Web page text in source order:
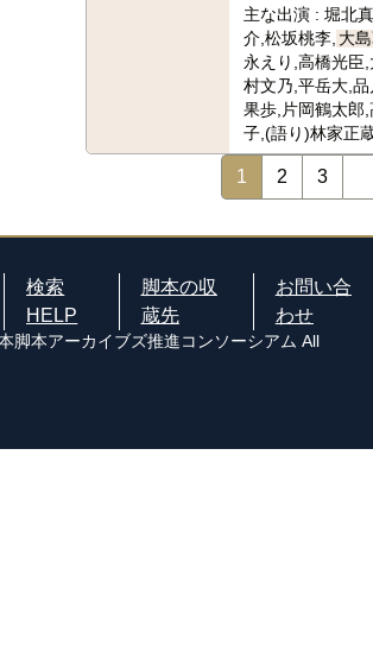
主な出演 : 堀北
介,松坂桃李, 大
永えり,高橋光臣
村文乃,平岳大,
果歩,片岡鶴太郎
子,(語り)林家正
1 2 3
検索
HELP
脚本の収
蔵先
お問い合
わせ
脚本アーカイブズ推進コンソーシアム All